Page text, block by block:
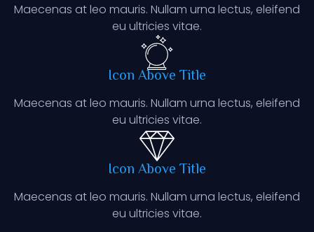
Maecenas at leo mauris. Nullam urna lectus, eleifend
eu ultricies vitae.
Icon Above Title
Maecenas at leo mauris. Nullam urna lectus, eleifend
eu ultricies vitae.
Icon Above Title
Maecenas at leo mauris. Nullam urna lectus, eleifend
eu ultricies vitae.